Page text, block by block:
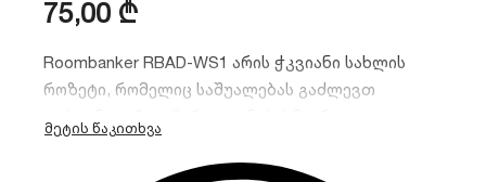
75,00 ₾
Roombanker RBAD-WS1 არის ჭკვიანი სახლის
როზეტი, რომელიც საშუალებას გაძლევთ
ელექტრომოწყობილობა. აღჭურვილია
ენერგომოხმარების მონიტორინგის ფუნქციით,